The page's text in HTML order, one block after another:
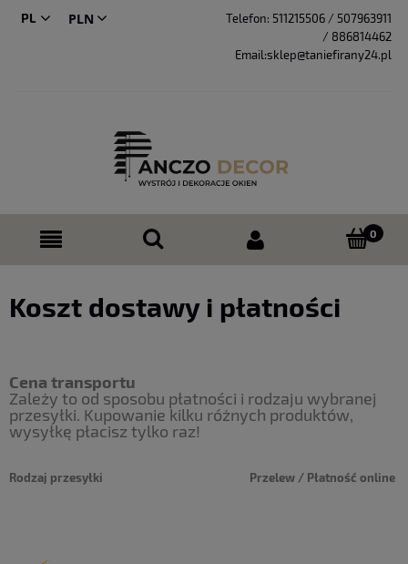
PL Telefon: 511215506 / 507963911
/ 886814462
Email:sklep@taniefirany24.pl
Koszt dostawy i płatności
Cena transportu
Zależy to od sposobu płatności i rodzaju wybranej
przesyłki. Kupowanie kilku różnych produktów,
wysyłkę płacisz tylko raz!
Rodzaj przesyłki Przelew / Płatność online